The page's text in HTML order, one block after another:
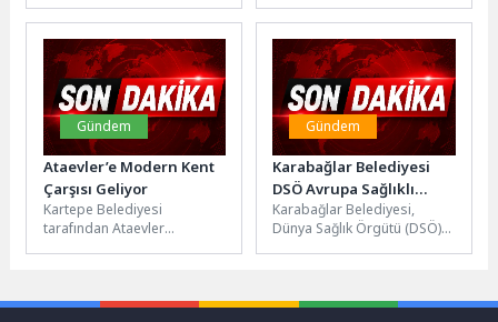
ve üretken...
kapsayan en...
Gündem
Ataevler’e Modern Kent
Çarşısı Geliyor
Kartepe Belediyesi
tarafından Ataevler
projesinde çalışmalar...
Gündem
Karabağlar Belediyesi
DSÖ Avrupa Sağlıklı
Şehirler Ağı’nın 2026
Yıllık İş Toplantısı ve
Teknik Konferansı’na
Karabağlar Belediyesi,
Dünya Sağlık Örgütü (DSÖ)